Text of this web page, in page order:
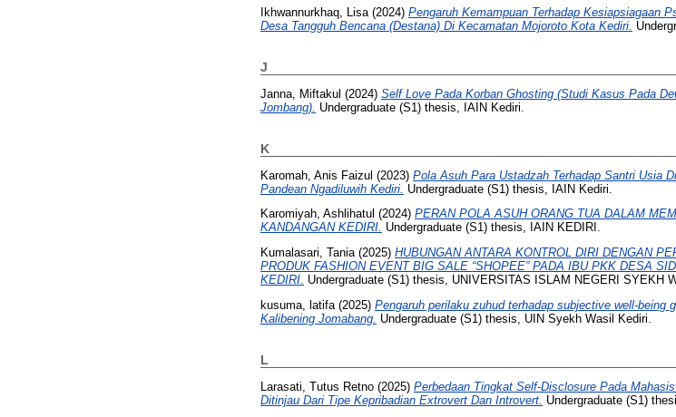
Ikhwannurkhaq, Lisa (2024) Pengaruh Kemampuan Terhadap Kesiapsiagaan
Desa Tangguh Bencana (Destana) Di Kecamatan Mojoroto Kota Kediri.
J
Janna, Miftakul (2024) Self Love Pada Korban Ghosting (Studi Kasus Pada
Jombang). Undergraduate (S1) thesis, IAIN Kediri.
K
Karomah, Anis Faizul (2023) Pola Asuh Para Ustadzah Terhadap Santri Usia
Pandean Ngadiluwih Kediri. Undergraduate (S1) thesis, IAIN Kediri.
Karomiyah, Ashlihatul (2024) PERAN POLA ASUH ORANG TUA DALAM
KANDANGAN KEDIRI. Undergraduate (S1) thesis, IAIN KEDIRI.
Kumalasari, Tania(2025) HUBUNGAN ANTARA KONTROL DIRI DENGAN
PRODUK FASHION EVENT BIG SALE “SHOPEE” PADA IBU PKK DESA
KEDIRI. Undergraduate (S1) thesis, UNIVERSITAS ISLAM NEGERI SYEKH
kusuma, latifa (2025) Pengaruh perilaku zuhud terhadap subjective well-being
Kalibening Jomabang. Undergraduate (S1) thesis, UIN Syekh Wasil Kediri.
L
Larasati, Tutus Retno (2025) Perbedaan Tingkat Self-Disclosure Pada
Ditinjau Dari Tipe Kepribadian Extrovert Dan Introvert. Undergraduate (S1)